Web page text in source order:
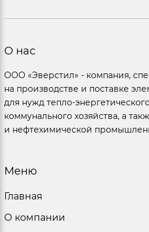
О нас
ООО «Эверстил» - компания,
на производстве и поставке
для нужд тепло-
коммунального хозяйства, а
и нефтехимической
Меню
Главная
О компании